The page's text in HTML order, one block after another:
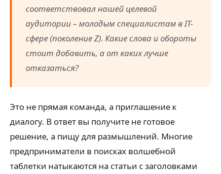
соответствовал нашей целевой
аудитории – молодым специалистам в IT-
сфере (поколение Z). Какие слова и обороты
стоит добавить, а от каких лучше
отказаться?
Это не прямая команда, а приглашение к
диалогу. В ответ вы получите не готовое
решение, а пищу для размышлений. Многие
предприниматели в поисках волшебной
таблетки натыкаются на статьи с заголовками